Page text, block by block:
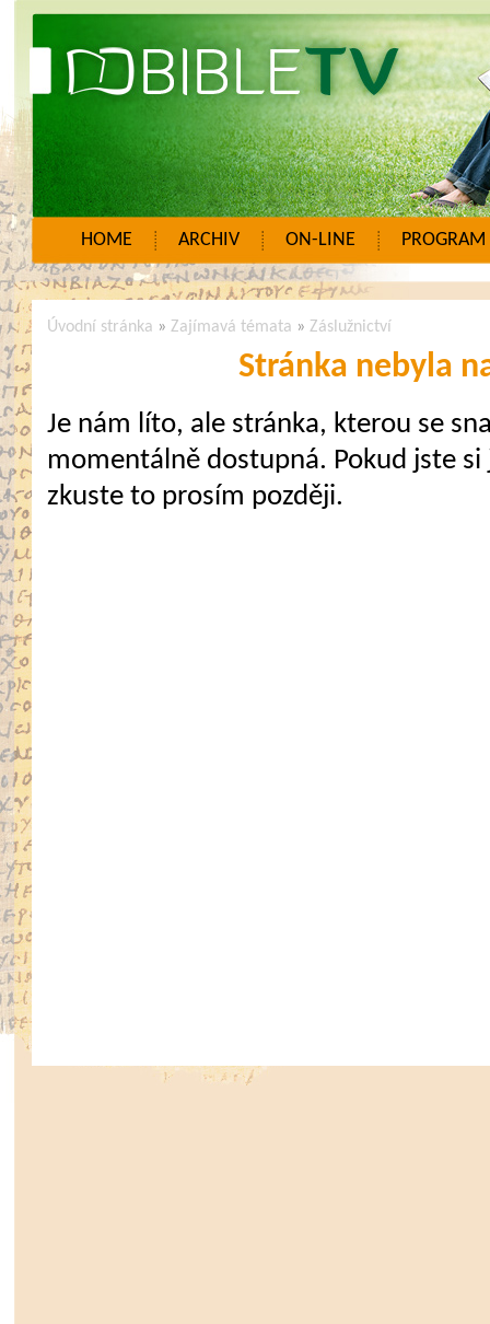
HOME ARCHIV ON-LINE PROGRAM
Úvodní stránka »Zajímavá témata »Záslužnictví
Stránka nebyla
Je nám líto, ale stránka, kterou se
momentálně dostupná. Pokud jste
zkuste to prosím později.